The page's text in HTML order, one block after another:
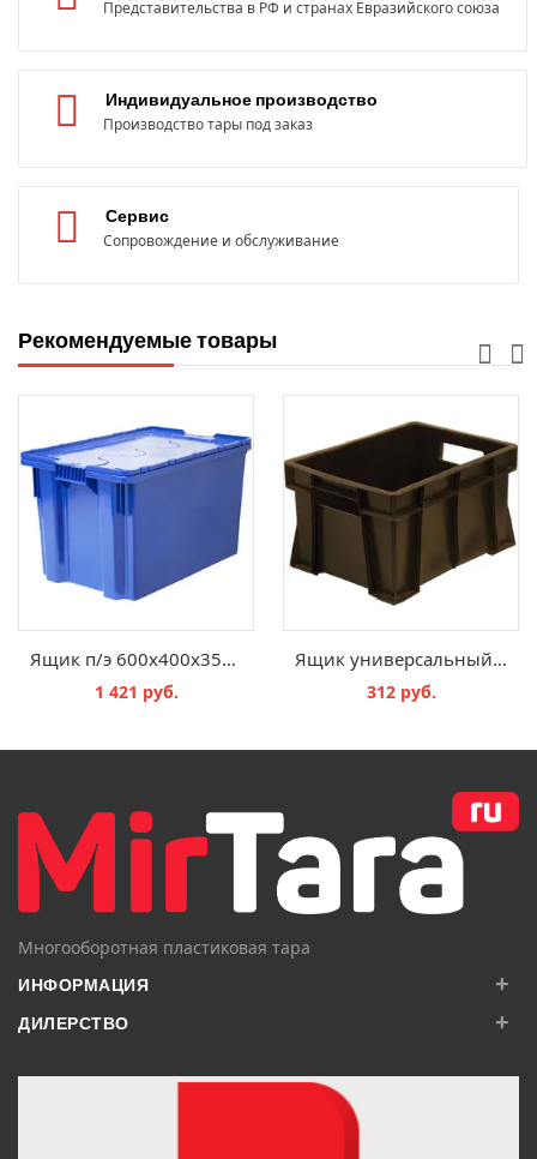
Представительства в РФ и странах Евразийского союза
Индивидуальное производство
Производство тары под заказ
Сервис
Сопровождение и обслуживание
Рекомендуемые товары
Ящик п/э 600х400х350 мороз. сплошной, с крышкой, Safe PRO цв. синий
1 421 руб.
Ящик универсальный 430
312 руб.
Многооборотная пластиковая тара
ИНФОРМАЦИЯ +
ДИЛЕРСТВО +